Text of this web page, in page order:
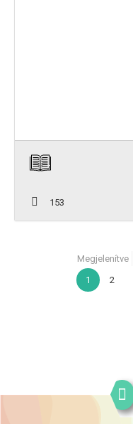
153
Megjelenítve
1 2